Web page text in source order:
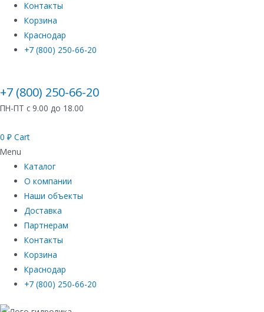
Контакты
Корзина
Краснодар
+7 (800) 250-66-20
+7 (800) 250-66-20
ПН-ПТ с 9.00 до 18.00
0 ₽ Cart
Menu
Каталог
О компании
Наши объекты
Доставка
Партнерам
Контакты
Корзина
Краснодар
+7 (800) 250-66-20